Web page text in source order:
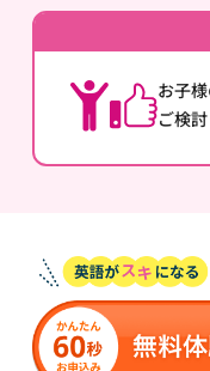
お子
ご検討